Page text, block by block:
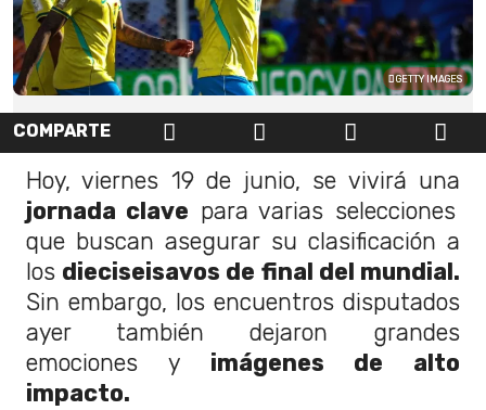
GETTY IMAGES
COMPARTE
Hoy, viernes 19 de junio, se vivirá una
jornada clave para varias selecciones
que buscan asegurar su clasificación a
los dieciseisavos de final del mundial.
Sin embargo, los encuentros disputados
ayer también dejaron grandes
emociones y imágenes de alto
impacto.